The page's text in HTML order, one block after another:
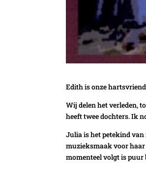
Edith is onze
Wij delen het verleden,
heeft twee dochters. Ik
Julia is het petekind van
muzieksmaak voor haar
momenteel volgt is puur